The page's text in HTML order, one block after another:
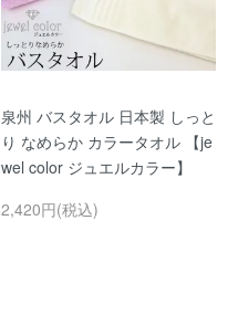
泉州 バスタオル 日本製 しっと
り なめらか カラータオル 【je
wel color ジュエルカラー】
2,420円(税込)